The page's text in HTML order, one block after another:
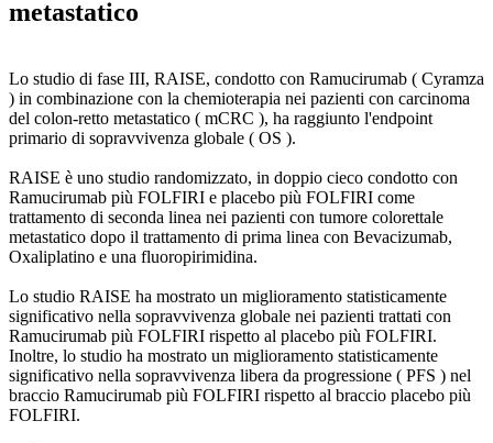
metastatico
Lo studio di fase III, RAISE, condotto con Ramucirumab ( Cyramza
) in combinazione con la chemioterapia nei pazienti con carcinoma
del colon-retto metastatico ( mCRC ), ha raggiunto l'endpoint
primario di sopravvivenza globale ( OS ).
RAISE è uno studio randomizzato, in doppio cieco condotto con
Ramucirumab più FOLFIRI e placebo più FOLFIRI come
trattamento di seconda linea nei pazienti con tumore colorettale
metastatico dopo il trattamento di prima linea con Bevacizumab,
Oxaliplatino e una fluoropirimidina.
Lo studio RAISE ha mostrato un miglioramento statisticamente
significativo nella sopravvivenza globale nei pazienti trattati con
Ramucirumab più FOLFIRI rispetto al placebo più FOLFIRI.
Inoltre, lo studio ha mostrato un miglioramento statisticamente
significativo nella sopravvivenza libera da progressione ( PFS ) nel
braccio Ramucirumab più FOLFIRI rispetto al braccio placebo più
FOLFIRI.